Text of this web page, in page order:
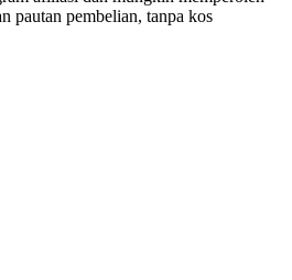
pautan pembelian, tanpa kos